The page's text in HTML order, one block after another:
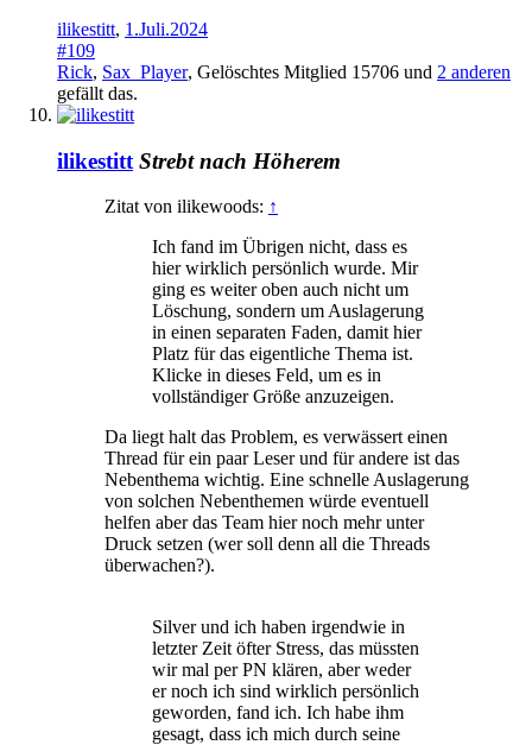
ilikestitt, 1.Juli.2024
#109
Rick, Sax_Player, Gelöschtes Mitglied 15706 und 2 anderen
gefällt das.
ilikestitt Strebt nach Höherem
Zitat von ilikewoods: ↑
Ich fand im Übrigen nicht, dass es
hier wirklich persönlich wurde. Mir
ging es weiter oben auch nicht um
Löschung, sondern um Auslagerung
in einen separaten Faden, damit hier
Platz für das eigentliche Thema ist.
Klicke in dieses Feld, um es in
vollständiger Größe anzuzeigen.
Da liegt halt das Problem, es verwässert einen
Thread für ein paar Leser und für andere ist das
Nebenthema wichtig. Eine schnelle Auslagerung
von solchen Nebenthemen würde eventuell
helfen aber das Team hier noch mehr unter
Druck setzen (wer soll denn all die Threads
überwachen?).
Silver und ich haben irgendwie in
letzter Zeit öfter Stress, das müssten
wir mal per PN klären, aber weder
er noch ich sind wirklich persönlich
geworden, fand ich. Ich habe ihm
gesagt, dass ich mich durch seine